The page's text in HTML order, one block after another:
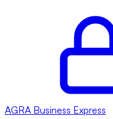
AGRA Business Express